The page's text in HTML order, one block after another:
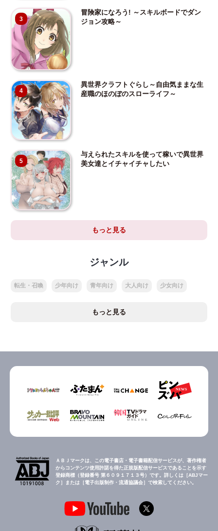
3
冒険家になろう! ～スキルボードでダン
ジョン攻略～
4
異世界クラフトぐらし～自由気ままな生
産職のほのぼのスローライフ～
5
与えられたスキルを使って稼いで異世界
美女達とイチャイチャしたい
もっと見る
ジャンル
転生・召喚 少年向け 青年向け 大人向け 少女向け
もっと見る
ＡＢＪマークは、この電子書店・電子書籍配信サービスが、著作権者
からコンテンツ使用許諾を得た正規版配信サービスであることを示す
登録商標（登録番号 第６０９１７１３号）です。詳しくは［ABJマー
ク］または［電子出版制作・流通協議会］で検索してください。